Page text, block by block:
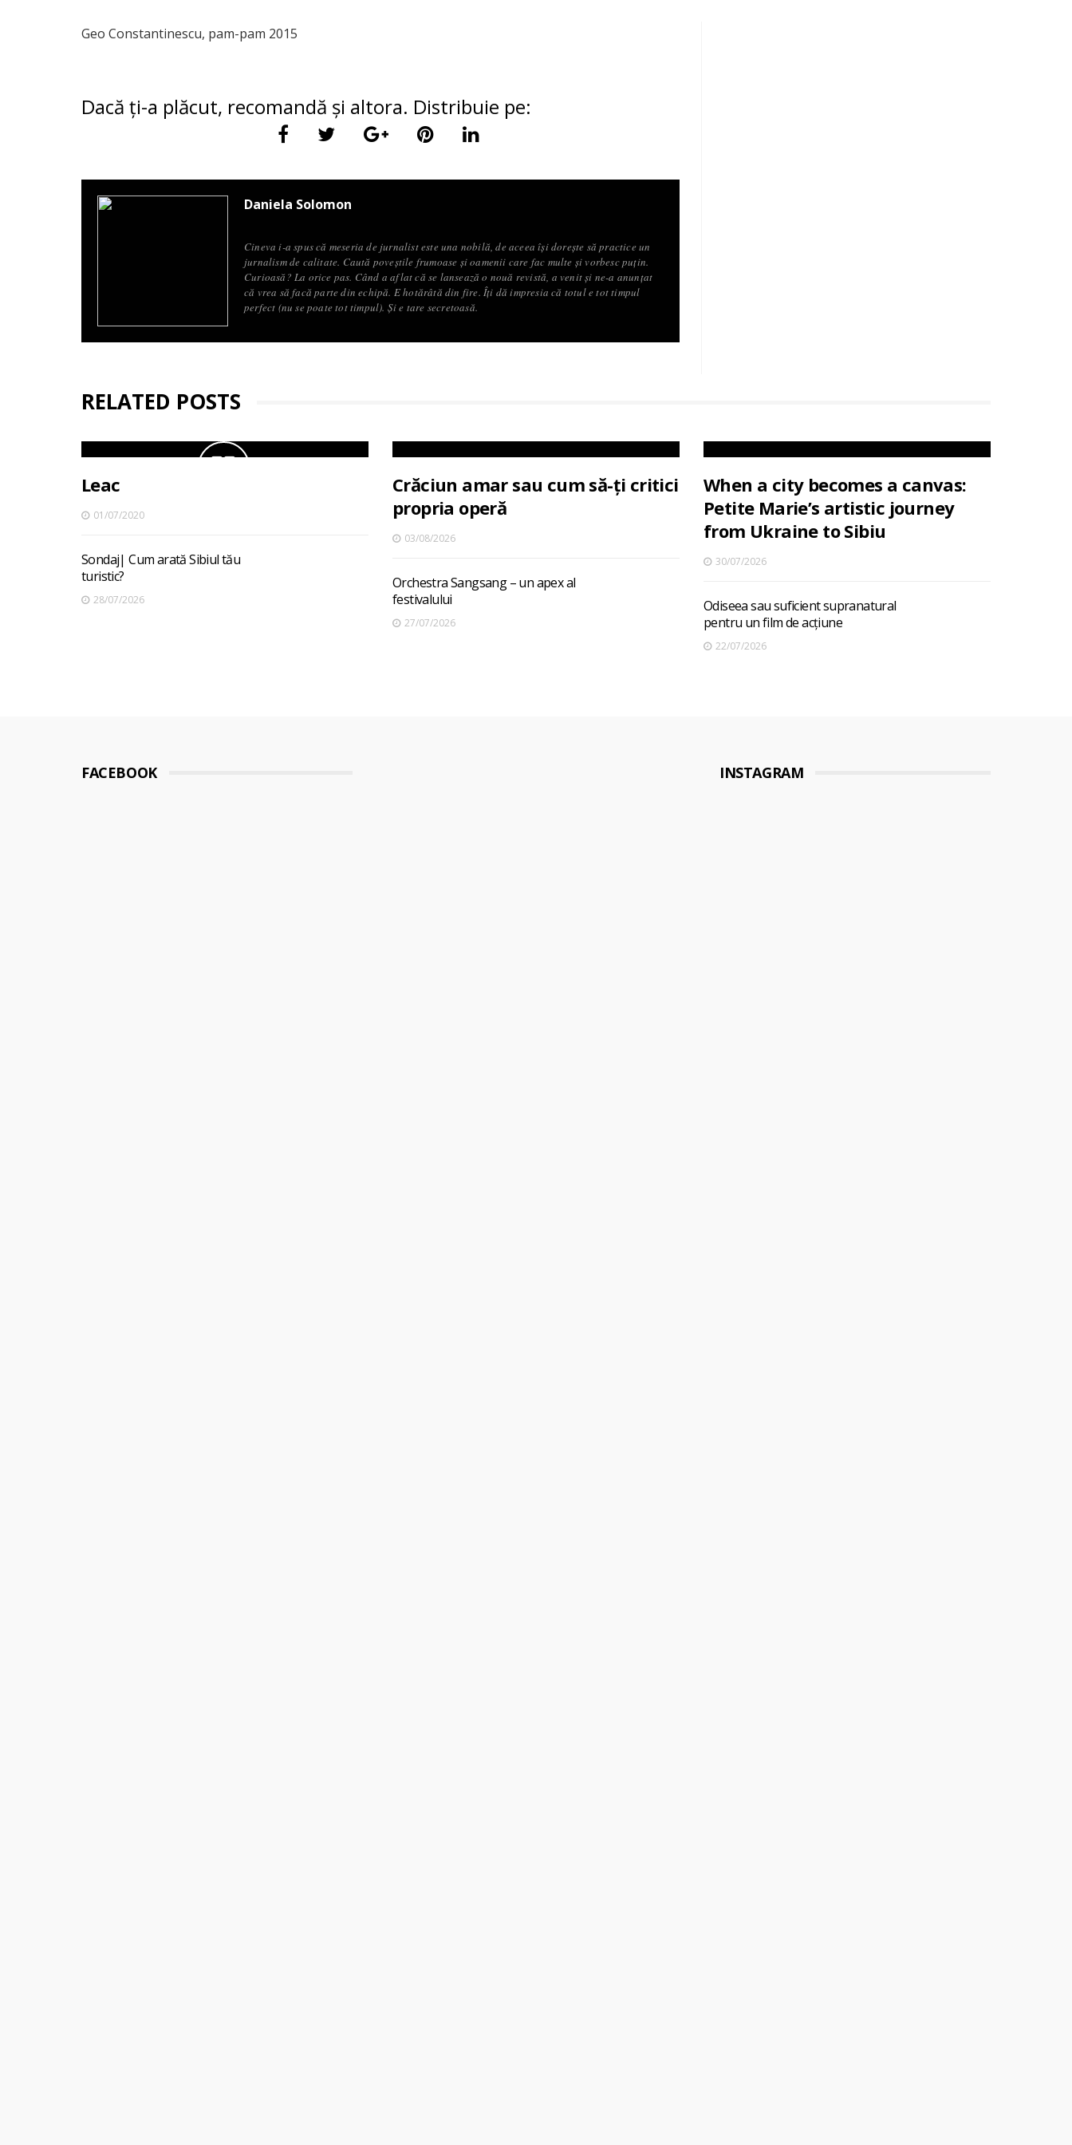
Geo Constantinescu, pam-pam 2015
Dacă ți-a plăcut, recomandă și altora. Distribuie pe:
Daniela Solomon
Cineva i-a spus că meseria de jurnalist este una nobilă, de aceea își dorește să practice un
jurnalism de calitate. Caută poveștile frumoase și oamenii care fac multe și vorbesc puțin.
Curioasă? La orice pas. Când a aflat că se lansează o nouă revistă, a venit și ne-a anunțat
că vrea să facă parte din echipă. E hotărâtă din fire. Îți dă impresia că totul e tot timpul
perfect (nu se poate tot timpul). Și e tare secretoasă.
RELATED POSTS
Leac
01/07/2020
Sondaj| Cum arată Sibiul tău
turistic?
28/07/2026
Crăciun amar sau cum să-ți critici
propria operă
03/08/2026
Orchestra Sangsang – un apex al
festivalului
27/07/2026
When a city becomes a canvas:
Petite Marie’s artistic journey
from Ukraine to Sibiu
30/07/2026
Odiseea sau suficient supranatural
pentru un film de acțiune
22/07/2026
FACEBOOK INSTAGRAM